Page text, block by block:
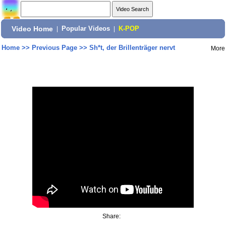
Video Home Popular Videos K-POP
Home>> Previous Page>> Sh*t, der Brillenträger nervt More
Share: